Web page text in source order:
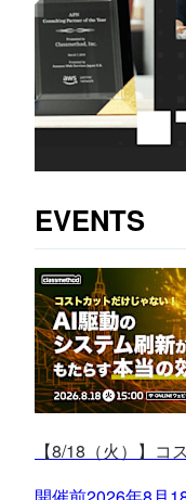
EVENTS
【8/18（火）】